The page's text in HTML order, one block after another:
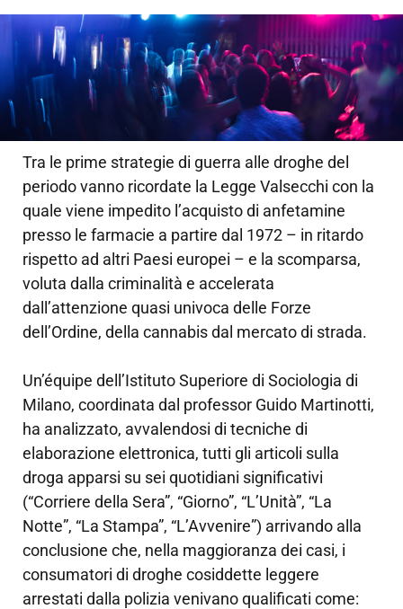
Tra le prime strategie di guerra alle droghe del
periodo vanno ricordate la Legge Valsecchi con la
quale viene impedito l’acquisto di anfetamine
presso le farmacie a partire dal 1972 – in ritardo
rispetto ad altri Paesi europei – e la scomparsa,
voluta dalla criminalità e accelerata
dall’attenzione quasi univoca delle Forze
dell’Ordine, della cannabis dal mercato di strada.
Un’équipe dell’Istituto Superiore di Sociologia di
Milano, coordinata dal professor Guido Martinotti,
ha analizzato, avvalendosi di tecniche di
elaborazione elettronica, tutti gli articoli sulla
droga apparsi su sei quotidiani significativi
(“Corriere della Sera”, “Giorno”, “L’Unità”, “La
Notte”, “La Stampa”, “L’Avvenire”) arrivando alla
conclusione che, nella maggioranza dei casi, i
consumatori di droghe cosiddette leggere
arrestati dalla polizia venivano qualificati come: